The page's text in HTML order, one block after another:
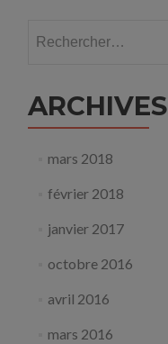
ARCHIVES
mars 2018
février 2018
janvier 2017
octobre 2016
avril 2016
mars 2016